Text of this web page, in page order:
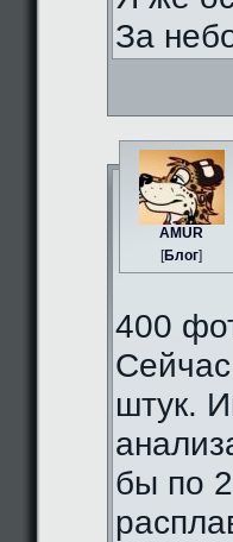
За
AMUR
[Блог]
400
штук.
бы по